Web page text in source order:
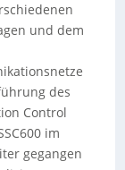
und dem
des
Control
im
gegangen